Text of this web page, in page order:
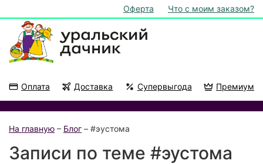
Оферта Что с моим заказом?
Оплата Доставка Супервыгода Премиум
На главную – Блог – #эустома
Записи по теме #эустома